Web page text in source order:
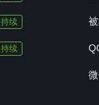
持续
持续